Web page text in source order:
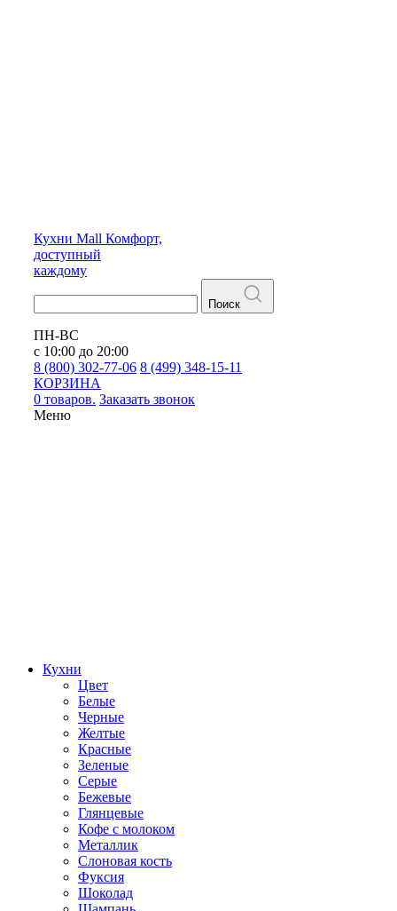
Кухни Mall Комфорт,
доступный
каждому
Поиск
ПН-ВС
с 10:00 до 20:00
8 (800) 302-77-06 8 (499) 348-15-11
КОРЗИНА
0 товаров. Заказать звонок
Меню
Кухни
Цвет
Белые
Черные
Желтые
Красные
Зеленые
Серые
Бежевые
Глянцевые
Кофе с молоком
Металлик
Слоновая кость
Фуксия
Шоколад